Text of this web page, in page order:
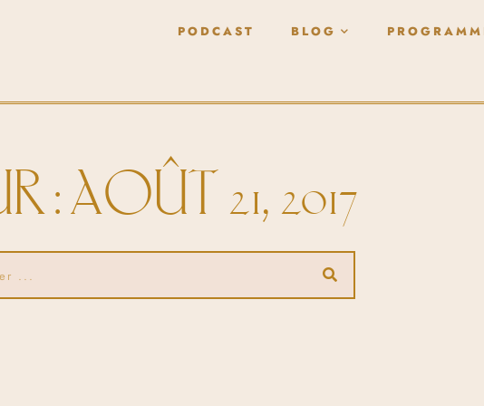
PODCAST BLOG
: AOÛT 21, 2017